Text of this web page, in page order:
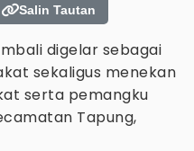
Salin Tautan
digelar sebagai
sekaligus menekan
serta pemangku
Tapung,